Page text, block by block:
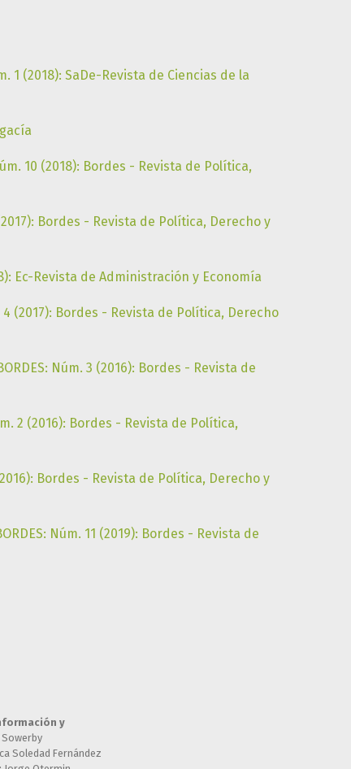
1 (2018): SaDe-Revista de Ciencias de la
10 (2018): Bordes - Revista de Política,
Bordes - Revista de Política, Derecho y
Ec-Revista de Administración y Economía
4 (2017): Bordes - Revista de Política, Derecho
Núm. 3 (2016): Bordes - Revista de
2 (2016): Bordes - Revista de Política,
Bordes - Revista de Política, Derecho y
Núm. 11 (2019): Bordes - Revista de
y
Soledad Fernández